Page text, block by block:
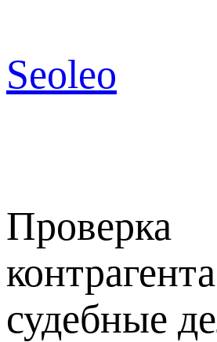
содержимому
Seoleo
Проверка
судебные